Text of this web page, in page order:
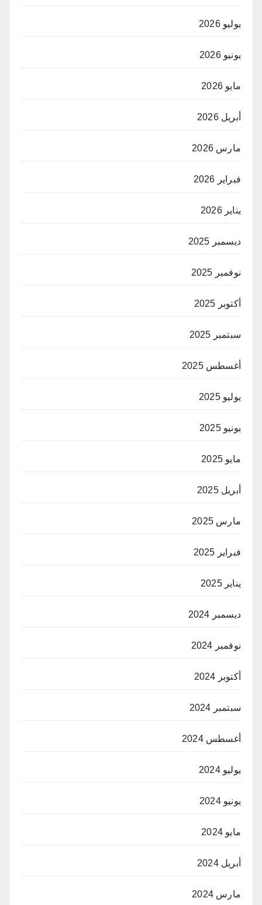
يوليو 2026
يونيو 2026
مايو 2026
أبريل 2026
مارس 2026
فبراير 2026
يناير 2026
ديسمبر 2025
نوفمبر 2025
أكتوبر 2025
سبتمبر 2025
أغسطس 2025
يوليو 2025
يونيو 2025
مايو 2025
أبريل 2025
مارس 2025
فبراير 2025
يناير 2025
ديسمبر 2024
نوفمبر 2024
أكتوبر 2024
سبتمبر 2024
أغسطس 2024
يوليو 2024
يونيو 2024
مايو 2024
أبريل 2024
مارس 2024